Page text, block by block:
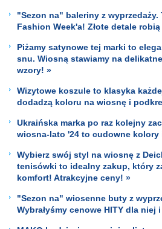
"Sezon na" baleriny z wyprzedaży.
Fashion Week'a! Złote detale
Piżamy satynowe tej marki to
snu. Wiosną stawiamy na
wzory! »
Wizytowe koszule to klasyka
dodadzą koloru na wiosnę i
Ukraińska marka po raz kolejny
wiosna-lato '24 to cudowne kolory
Wybierz swój styl na wiosnę z
tenisówki to idealny zakup, który
komfort! Atrakcyjne ceny! »
"Sezon na" wiosenne buty z
Wybrałyśmy cenowe HITY dla niej